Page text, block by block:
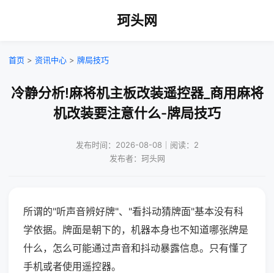
珂头网
首页 > 资讯中心 > 牌局技巧
冷静分析!麻将机主板改装遥控器_商用麻将
机改装要注意什么-牌局技巧
发布时间：2026-08-08｜阅读：2
发布者：珂头网
所谓的"听声音辨好牌"、"看抖动猜牌面"基本没有科
学依据。牌面是朝下的，机器本身也不知道哪张牌是
什么，怎么可能通过声音和抖动暴露信息。只有懂了
手机或者使用遥控器。